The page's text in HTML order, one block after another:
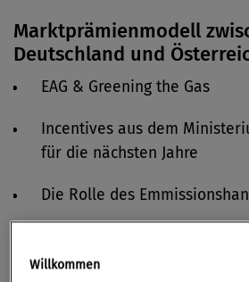
Marktprämienmodell
Deutschland und
EAG & Greening the Gas
Incentives aus dem
für die nächsten Jahre
Die Rolle des
Willkommen